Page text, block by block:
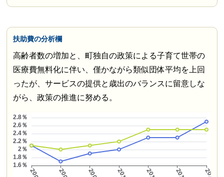
扶助費の分析欄
高齢者数の増加と、町独自の政策による子育て世帯の
医療費無料化に伴い、僅かながら類似団体平均を上回
ったが、サービスの提供と歳出のバランスに留意しな
がら、政策の推進に努める。